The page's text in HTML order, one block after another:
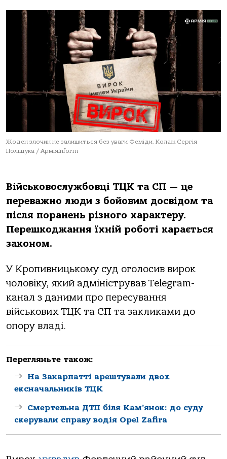
Жоден злочин не залишиться без уваги Феміди. Колаж Сергія
Поліщука / АрміяInform
Військовослужбовці ТЦК та СП — це
переважно люди з бойовим досвідом та
після поранень різного характеру.
Перешкоджання їхній роботі карається
законом.
У Кропивницькому суд оголосив вирок
чоловіку, який адміністрував Telegram-
канал з даними про пересування
військових ТЦК та СП та закликами до
опору владі.
Перегляньте також:
На Закарпатті арештували двох
ексначальників ТЦК
Смертельна ДТП біля Кам’янок: до суду
скерували справу водія Opel Zafira